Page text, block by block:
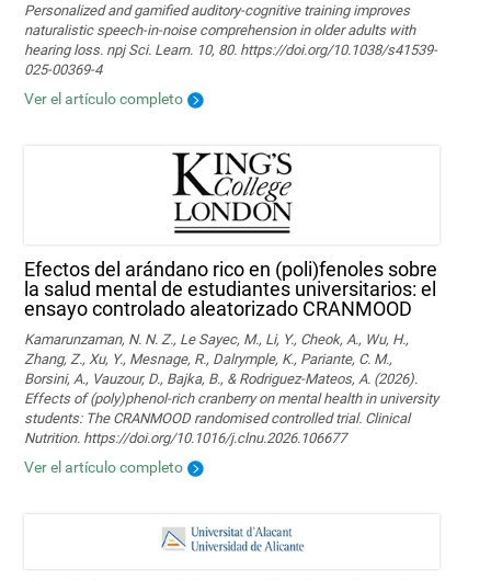
Personalized and gamified auditory-cognitive training improves
naturalistic speech-in-noise comprehension in older adults with
hearing loss. npj Sci. Learn. 10, 80. https://doi.org/10.1038/s41539-
025-00369-4
Ver el artículo completo
Efectos del arándano rico en (poli)fenoles sobre
la salud mental de estudiantes universitarios: el
ensayo controlado aleatorizado CRANMOOD
Kamarunzaman, N. N. Z., Le Sayec, M., Li, Y., Cheok, A., Wu, H.,
Zhang, Z., Xu, Y., Mesnage, R., Dalrymple, K., Pariante, C. M.,
Borsini, A., Vauzour, D., Bajka, B., & Rodriguez-Mateos, A. (2026).
Effects of (poly)phenol-rich cranberry on mental health in university
students: The CRANMOOD randomised controlled trial. Clinical
Nutrition. https://doi.org/10.1016/j.clnu.2026.106677
Ver el artículo completo